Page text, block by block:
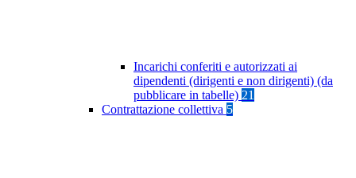
Incarichi conferiti e autorizzati ai
dipendenti (dirigenti e non dirigenti) (da
pubblicare in tabelle) 21
Contrattazione collettiva 5